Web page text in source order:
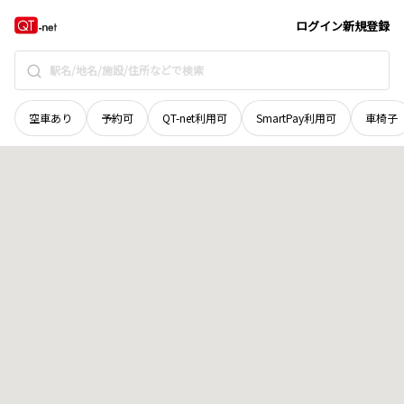
ログイン新規登録
空車あり 予約可 QT-net利用可 SmartPay利用可 車椅子
北海道